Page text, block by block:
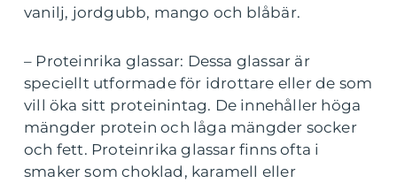
vanilj, jordgubb, mango och blåbär.
– Proteinrika glassar: Dessa glassar är
speciellt utformade för idrottare eller de som
vill öka sitt proteinintag. De innehåller höga
mängder protein och låga mängder socker
och fett. Proteinrika glassar finns ofta i
smaker som choklad, karamell eller